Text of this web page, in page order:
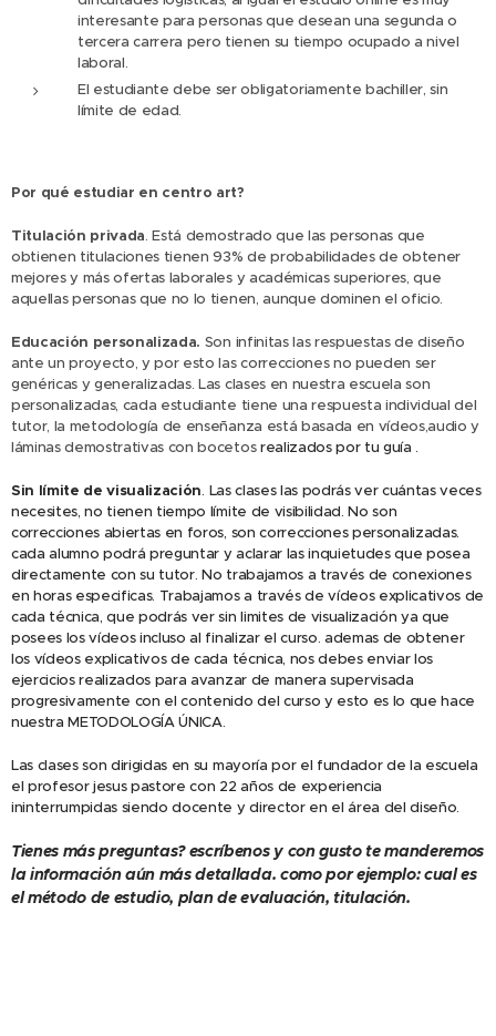
interesante para personas que desean una segunda o
tercera carrera pero tienen su tiempo ocupado a nivel
laboral.
El estudiante debe ser obligatoriamente bachiller, sin
límite de edad.
Por qué estudiar en centro art?
Titulación privada. Está demostrado que las personas que
obtienen titulaciones tienen 93% de probabilidades de obtener
mejores y más ofertas laborales y académicas superiores, que
aquellas personas que no lo tienen, aunque dominen el oficio.
Educación personalizada. Son infinitas las respuestas de diseño
ante un proyecto, y por esto las correcciones no pueden ser
genéricas y generalizadas. Las clases en nuestra escuela son
personalizadas, cada estudiante tiene una respuesta individual del
tutor, la metodología de enseñanza está basada en vídeos,audio y
láminas demostrativas con bocetosrealizados por tu guía .
Sin límite de visualización. Las clases las podrás ver cuántas veces
necesites, no tienen tiempo límite de visibilidad. No son
correcciones abiertas en foros, son correcciones personalizadas.
cada alumno podrá preguntar y aclarar las inquietudes que posea
directamente con su tutor. No trabajamos a través de conexiones
en horas especificas. Trabajamos a través de vídeos explicativos de
cada técnica, que podrás ver sin limites de visualización ya que
posees los vídeos incluso al finalizar el curso. ademas de obtener
los vídeos explicativos de cada técnica, nos debes enviar los
ejercicios realizados para avanzar de manera supervisada
progresivamente con el contenido del curso y esto es lo que hace
nuestra METODOLOGÍA ÚNICA.
Las clases son dirigidas en su mayoría por el fundador de la escuela
el profesor jesus pastore con 22 años de experiencia
ininterrumpidas siendo docente y director en el área del diseño.
Tienes más preguntas? escríbenos y con gusto te manderemos
la información aún más detallada. como por ejemplo: cual es
el método de estudio, plan de evaluación, titulación.